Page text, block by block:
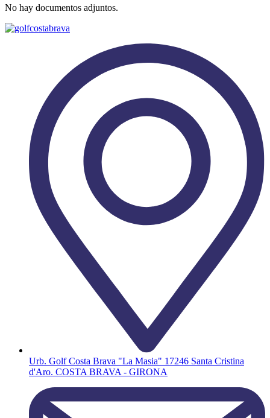
No hay documentos adjuntos.
Urb. Golf Costa Brava "La Masia" 17246 Santa Cristina
d'Aro. COSTA BRAVA - GIRONA